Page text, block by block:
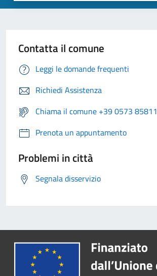
Contatta il comune
Leggi le domande frequenti
Richiedi Assistenza
Chiama il comune +39 0573 85811
Prenota un appuntamento
Problemi in città
Segnala disservizio